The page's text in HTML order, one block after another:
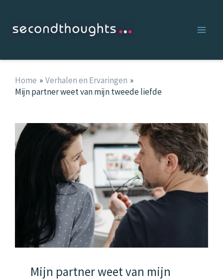
Home
Verhalen en Ervaringen
Mijn partner weet van mijn tweede liefde
Mijn partner weet van mijn